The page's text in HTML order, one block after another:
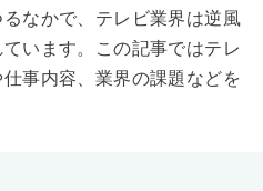
なかで、テレビ業界は逆風
います。この記事ではテレ
事内容、業界の課題などを